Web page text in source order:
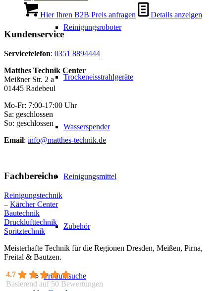
Reinigungsroboter
Trockeneisstrahlgeräte
Wasserspender
Reinigungsmittel
Zubehör
Produktsuche
Hier Ihren B2B Preis anfragen Details anzeigen
Kundenservice
Servicetelefon: 0351 8894444
Matthes Technik Center
Meißner Str. 2 a
01445 Radebeul
Mo-Fr: 7:00-17:00 Uhr
Sa: geschlossen
So: geschlossen
Email: info@matthes-technik.de
Fachbereiche
Reinigungstechnik
– Kärcher Center
Bautechnik
Drucklufttechnik
Spritztechnik
Meisterhafte Technik für die Regionen Dresden, Meißen, Pirna,
Freital & Bautzen.
4.7
Basierend auf 50 Bewertungen